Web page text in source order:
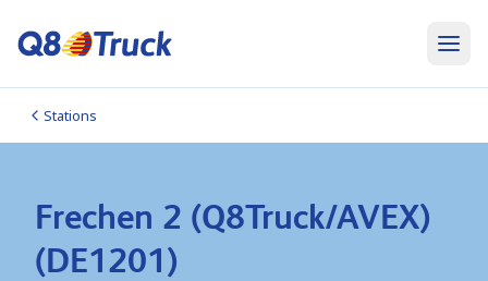
Stations
Frechen 2 (Q8Truck/AVEX)
(DE1201)